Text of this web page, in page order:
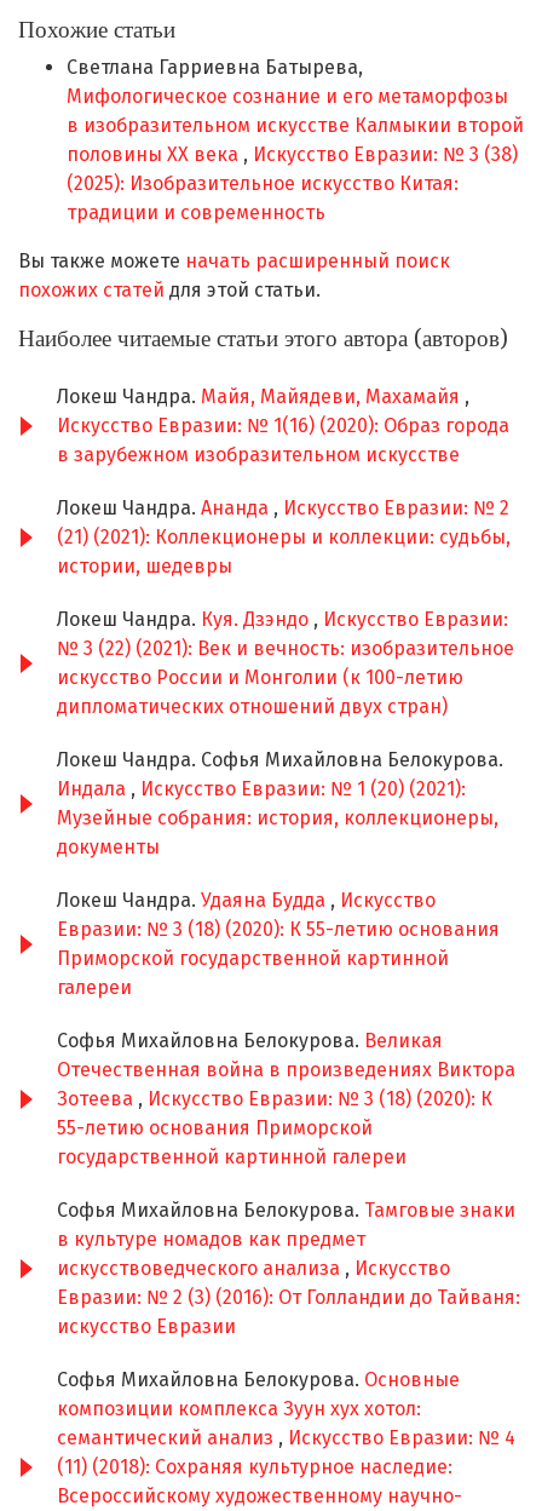
Похожие статьи
Светлана Гарриевна Батырева,
Мифологическое сознание и его метаморфозы
в изобразительном искусстве Калмыкии второй
половины XX века , Искусство Евразии: № 3 (38)
(2025): Изобразительное искусство Китая:
традиции и современность
Вы также можете начать расширенный поиск
похожих статей для этой статьи.
Наиболее читаемые статьи этого автора (авторов)
Локеш Чандра. Майя, Майядеви, Махамайя ,
Искусство Евразии: № 1(16) (2020): Образ города
в зарубежном изобразительном искусстве
Локеш Чандра. Ананда , Искусство Евразии: № 2
(21) (2021): Коллекционеры и коллекции: судьбы,
истории, шедевры
Локеш Чандра. Куя. Дзэндо , Искусство Евразии:
№ 3 (22) (2021): Век и вечность: изобразительное
искусство России и Монголии (к 100-летию
дипломатических отношений двух стран)
Локеш Чандра. Софья Михайловна Белокурова.
Индала , Искусство Евразии: № 1 (20) (2021):
Музейные собрания: история, коллекционеры,
документы
Локеш Чандра. Удаяна Будда , Искусство
Евразии: № 3 (18) (2020): К 55-летию основания
Приморской государственной картинной
галереи
Софья Михайловна Белокурова. Великая
Отечественная война в произведениях Виктора
Зотеева , Искусство Евразии: № 3 (18) (2020): К
55-летию основания Приморской
государственной картинной галереи
Софья Михайловна Белокурова. Тамговые знаки
в культуре номадов как предмет
искусствоведческого анализа , Искусство
Евразии: № 2 (3) (2016): От Голландии до Тайваня:
искусство Евразии
Софья Михайловна Белокурова. Основные
композиции комплекса Зуун хух хотол:
семантический анализ , Искусство Евразии: № 4
(11) (2018): Сохраняя культурное наследие:
Всероссийскому художественному научно-